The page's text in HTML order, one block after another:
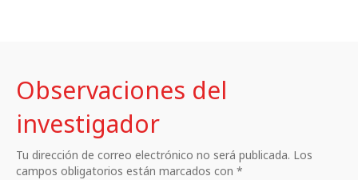
Observaciones del
investigador
Tu dirección de correo electrónico no será publicada. Los
campos obligatorios están marcados con *